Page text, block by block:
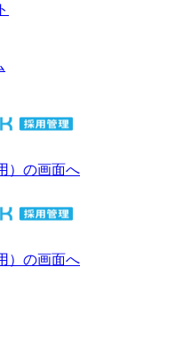
）の画面へ
）の画面へ